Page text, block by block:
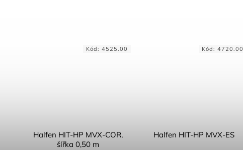
Halfen HIT-HP MVX-COR,
šířka 0,50 m
Kód: 4525.00
Halfen HIT-HP MVX-ES
Kód: 4720.00